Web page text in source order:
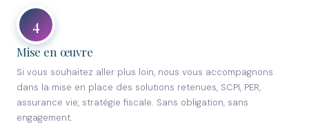
4
Mise en œuvre
Si vous souhaitez aller plus loin, nous vous accompagnons
dans la mise en place des solutions retenues, SCPI, PER,
assurance vie, stratégie fiscale. Sans obligation, sans
engagement.